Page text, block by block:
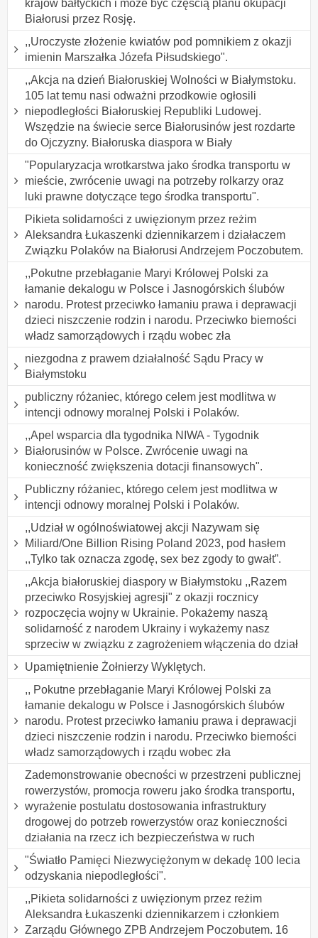
krajów bałtyckich i może być częścią planu okupacji
Białorusi przez Rosję.
,,Uroczyste złożenie kwiatów pod pomnikiem z okazji
imienin Marszałka Józefa Piłsudskiego".
,,Akcja na dzień Białoruskiej Wolności w Białymstoku.
105 lat temu nasi odważni przodkowie ogłosili
niepodległości Białoruskiej Republiki Ludowej.
Wszędzie na świecie serce Białorusinów jest rozdarte
do Ojczyzny. Białoruska diaspora w Biały
"Popularyzacja wrotkarstwa jako środka transportu w
mieście, zwrócenie uwagi na potrzeby rolkarzy oraz
luki prawne dotyczące tego środka transportu".
Pikieta solidarności z uwięzionym przez reżim
Aleksandra Łukaszenki dziennikarzem i działaczem
Związku Polaków na Białorusi Andrzejem Poczobutem.
,,Pokutne przebłaganie Maryi Królowej Polski za
łamanie dekalogu w Polsce i Jasnogórskich ślubów
narodu. Protest przeciwko łamaniu prawa i deprawacji
dzieci niszczenie rodzin i narodu. Przeciwko bierności
władz samorządowych i rządu wobec zła
niezgodna z prawem działalność Sądu Pracy w
Białymstoku
publiczny różaniec, którego celem jest modlitwa w
intencji odnowy moralnej Polski i Polaków.
,,Apel wsparcia dla tygodnika NIWA - Tygodnik
Białorusinów w Polsce. Zwrócenie uwagi na
konieczność zwiększenia dotacji finansowych".
Publiczny różaniec, którego celem jest modlitwa w
intencji odnowy moralnej Polski i Polaków.
,,Udział w ogólnoświatowej akcji Nazywam się
Miliard/One Billion Rising Poland 2023, pod hasłem
,,Tylko tak oznacza zgodę, sex bez zgody to gwałt”.
,,Akcja białoruskiej diaspory w Białymstoku ,,Razem
przeciwko Rosyjskiej agresji" z okazji rocznicy
rozpoczęcia wojny w Ukrainie. Pokażemy naszą
solidarność z narodem Ukrainy i wykażemy nasz
sprzeciw w związku z zagrożeniem włączenia do dział
Upamiętnienie Żołnierzy Wyklętych.
,, Pokutne przebłaganie Maryi Królowej Polski za
łamanie dekalogu w Polsce i Jasnogórskich ślubów
narodu. Protest przeciwko łamaniu prawa i deprawacji
dzieci niszczenie rodzin i narodu. Przeciwko bierności
władz samorządowych i rządu wobec zła
Zademonstrowanie obecności w przestrzeni publicznej
rowerzystów, promocja roweru jako środka transportu,
wyrażenie postulatu dostosowania infrastruktury
drogowej do potrzeb rowerzystów oraz konieczności
działania na rzecz ich bezpieczeństwa w ruch
"Światło Pamięci Niezwyciężonym w dekadę 100 lecia
odzyskania niepodległości".
,,Pikieta solidarności z uwięzionym przez reżim
Aleksandra Łukaszenki dziennikarzem i członkiem
Zarządu Głównego ZPB Andrzejem Poczobutem. 16